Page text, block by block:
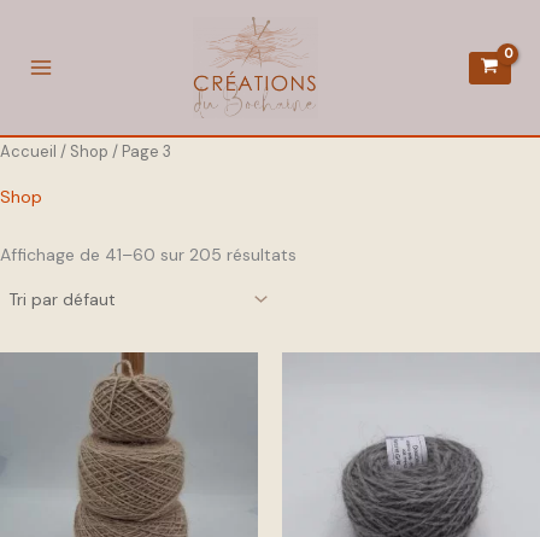
contenu
Accueil / Shop / Page 3
Shop
Affichage de 41–60 sur 205 résultats
de
prix :
14,00 €
à
56,00 €plusieurs
variations.
Les